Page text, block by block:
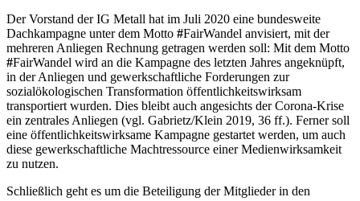
Der Vorstand der IG Metall hat im Juli 2020 eine bundesweite
Dachkampagne unter dem Motto #FairWandel anvisiert, mit der
mehreren Anliegen Rechnung getragen werden soll: Mit dem Motto
#FairWandel wird an die Kampagne des letzten Jahres angeknüpft,
in der Anliegen und gewerkschaftliche Forderungen zur
sozialökologischen Transformation öffentlichkeitswirksam
transportiert wurden. Dies bleibt auch angesichts der Corona-Krise
ein zentrales Anliegen (vgl. Gabrietz/Klein 2019, 36 ff.). Ferner soll
eine öffentlichkeitswirksame Kampagne gestartet werden, um auch
diese gewerkschaftliche Machtressource einer Medienwirksamkeit
zu nutzen.
Schließlich geht es um die Beteiligung der Mitglieder in den